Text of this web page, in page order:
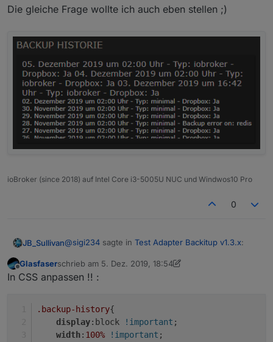
Die gleiche Frage wollte ich auch eben stellen ;)
ioBroker (since 2018) auf Intel Core i3-5005U NUC und Windwos10 Pro
0
JB_Sullivan@sigi234 sagte in Test Adapter Backitup v1.3.x:
@simatec
Formatierung von backitup.0.history.html
anders aus, hast du was umgestellt?
Muss ich was umstellen?
Offline
Glasfaserschrieb am 5. Dez. 2019, 18:54
zuletzt editiert von Glasfaser12. Mai 2019, 19:58
In CSS anpassen !! :
.backup-history{
display:block !important ;
width: 100% !important ;